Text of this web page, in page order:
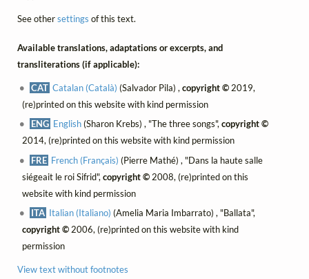
See othersettings of this text.
Available translations, adaptations or excerpts, and
transliterations (if applicable):
CAT Catalan (Català) (Salvador Pila) ,copyright ©2019,
(re)printed on this website with kind permission
ENG English(Sharon Krebs) , "The three songs",copyright ©
2014, (re)printed on this website with kind permission
FRE French (Français) (Pierre Mathé) , "Dans la haute salle
siégeait le roi Sifrid", copyright ©2008, (re)printed on this
website with kind permission
ITA Italian (Italiano) (Amelia Maria Imbarrato) , "Ballata",
copyright ©2006, (re)printed on this website with kind
permission
View text without footnotes